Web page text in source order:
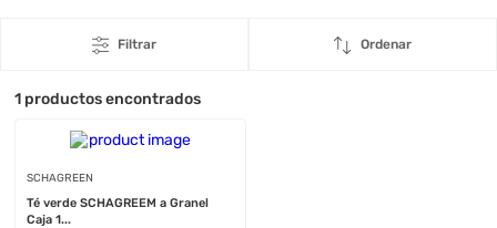
Filtrar Ordenar
1 productos encontrados
SCHAGREEN
Té verde SCHAGREEM a Granel
Caja 1...